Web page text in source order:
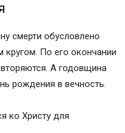
смерти обусловлено
По его окончании
А годовщина
рождения в вечность.
ко Христу для